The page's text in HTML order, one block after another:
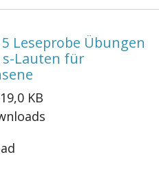
Leseprobe Übungen
s-Lauten für
KB